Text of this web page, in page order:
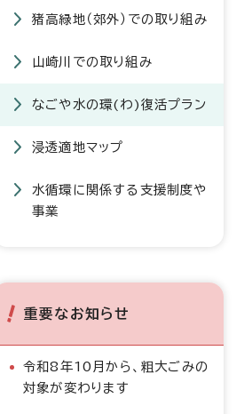
猪高緑地（郊外）での取り組み
山崎川での取り組み
なごや水の環(わ)復活プラン
浸透適地マップ
水循環に関係する支援制度や
事業
重要なお知らせ
令和8年10月から、粗大ごみの
対象が変わります